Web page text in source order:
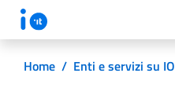
Home / Enti e servizi su IO